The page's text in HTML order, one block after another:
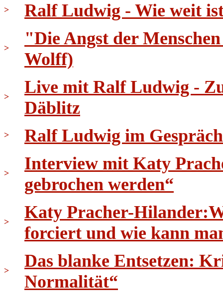
> Ralf Ludwig - Wie weit
>
"Die Angst der
Wolff)
>
Live mit Ralf Ludwig -
Däblitz
> Ralf Ludwig im
>
Interview mit Katy
gebrochen werden“
>
Katy Pracher-
forciert und wie kann
>
Das blanke Entsetzen:
Normalität“